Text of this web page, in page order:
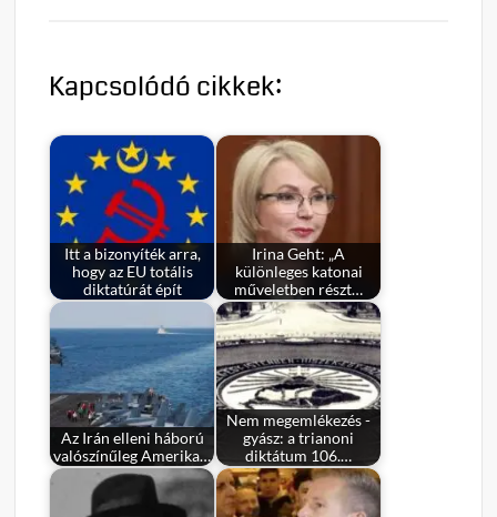
Kapcsolódó cikkek:
Itt a bizonyíték arra,
hogy az EU totális
diktatúrát épít
Irina Geht: „A
különleges katonai
műveletben részt…
Az Irán elleni háború
valószínűleg Amerika…
Nem megemlékezés -
gyász: a trianoni
diktátum 106.…